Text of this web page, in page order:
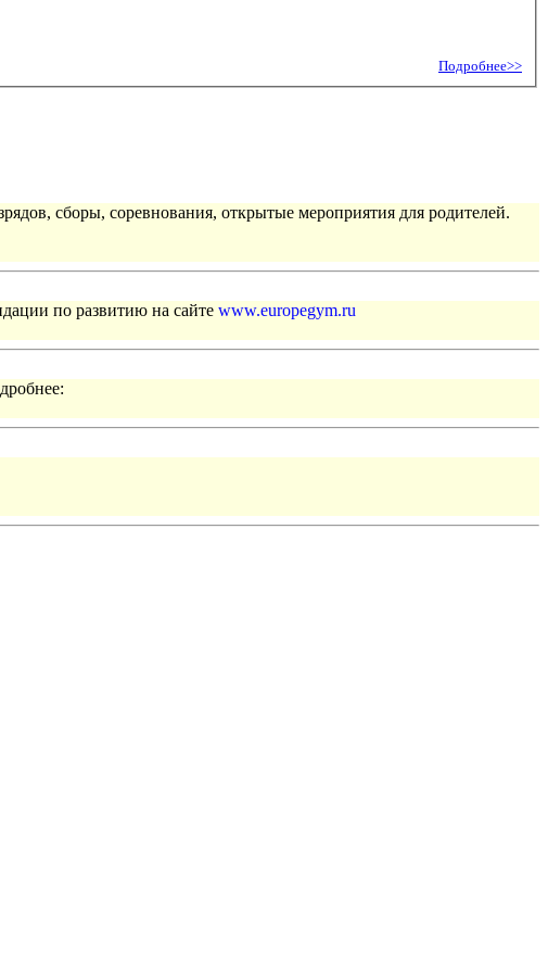
Подробнее>>
сборы, соревнования, открытые мероприятия для родителей.
по развитию на сайте www.europegym.ru